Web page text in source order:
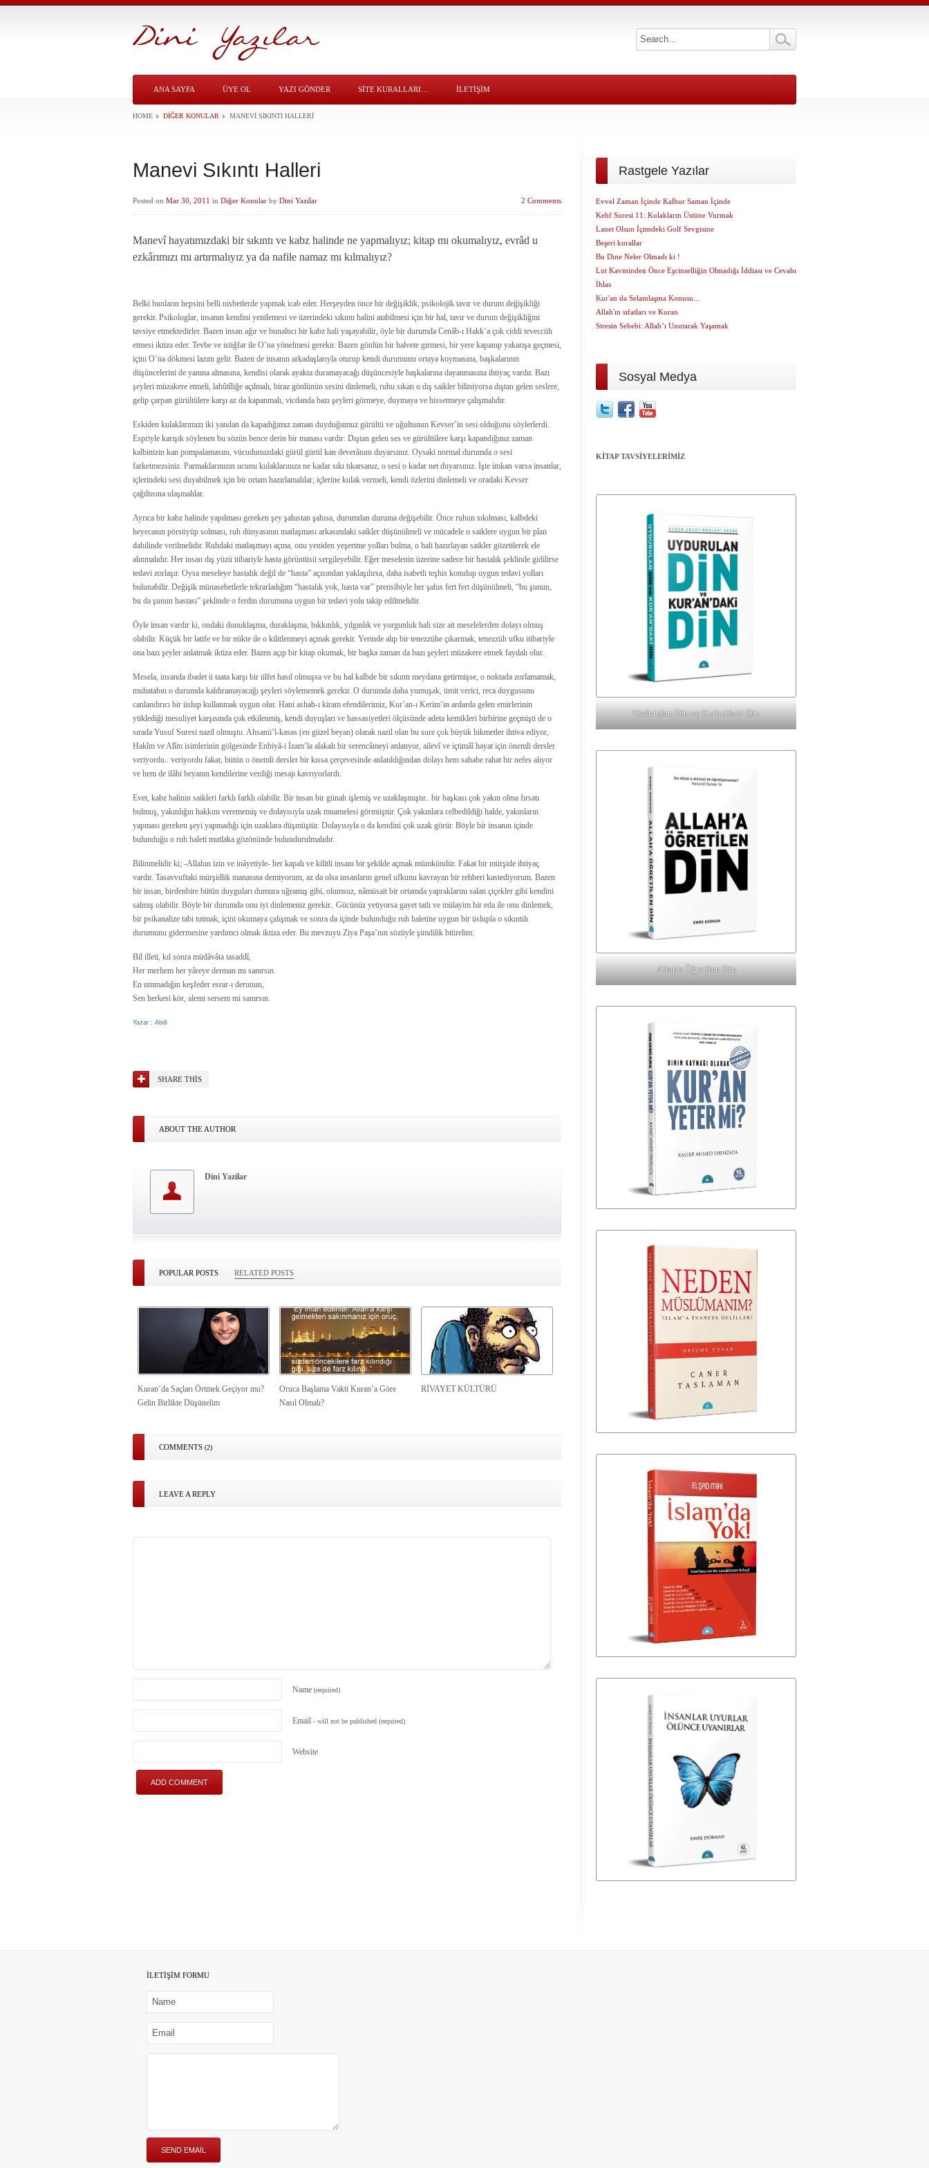
ANA SAYFA ÜYE OL YAZI GÖNDER SITE KURALLARI… İLETİŞİM
HOME DIĞER KONULAR MANEVI SIKINTI HALLERI
Manevi Sıkıntı Halleri
Posted on Mar 30, 2011 in Diğer Konular by Dini Yazilar 2 Comments
Manevî hayatımızdaki bir sıkıntı ve kabz halinde ne yapmalıyız; kitap mı okumalıyız, evrâd u
ezkârımızı mı artırmalıyız ya da nafile namaz mı kılmalıyız?
Belki bunların hepsini belli nisbetlerde yapmak icab eder. Herşeyden önce bir değişiklik, psikolojik tavır ve durum değişikliği
gerekir. Psikologlar, insanın kendini yenilemesi ve üzerindeki sıkıntı halini atabilmesi için bir hal, tavır ve durum değişikliğini
tavsiye etmektedirler. Bazen insan ağır ve bunaltıcı bir kabz hali yaşayabilir, öyle bir durumda Cenâb-ı Hakk’a çok ciddi teveccüh
etmesi iktiza eder. Tevbe ve istiğfar ile O’na yönelmesi gerekir. Bazen gönlün bir halvete girmesi, bir yere kapanıp yakarışa geçmesi,
içini O’na dökmesi lazım gelir. Bazen de insanın arkadaşlarıyla oturup kendi durumunu ortaya koymasına, başkalarının
düşüncelerini de yanına almasına, kendisi olarak ayakta duramayacağı düşüncesiyle başkalarına dayanmasına ihtiyaç vardır. Bazı
şeyleri müzakere etmeli, lahûtîliğe açılmalı, biraz gönlünün sesini dinlemeli, ruhu sıkan o dış saikler biliniyorsa dıştan gelen seslere,
gelip çarpan gürültülere karşı az da kapanmalı, vicdanda bazı şeyleri görmeye, duymaya ve hissetmeye çalışmalıdır.
Eskiden kulaklarımızı iki yandan da kapadığımız zaman duyduğumuz gürültü ve uğultunun Kevser’in sesi olduğunu söylerlerdi.
Espriyle karışık söylenen bu sözün bence derin bir manası vardır: Dıştan gelen ses ve gürültülere karşı kapandığınız zaman
kalbinizin kan pompalamasını, vücudunuzdaki gürül gürül kan deverânını duyarsınız. Oysaki normal durumda o sesi
farketmezsiniz. Parmaklarınızın ucunu kulaklarınıza ne kadar sıkı tıkarsanız, o sesi o kadar net duyarsınız. İşte imkan varsa insanlar,
içlerindeki sesi duyabilmek için bir ortam hazırlamalılar; içlerine kulak vermeli, kendi özlerini dinlemeli ve oradaki Kevser
çağıltısına ulaşmalılar.
Ayrıca bir kabz halinde yapılması gereken şey şahıstan şahısa, durumdan duruma değişebilir. Önce ruhun sıkılması, kalbdeki
heyecanın pörsüyüp solması, ruh dünyasının matlaşması arkasındaki saikler düşünülmeli ve mücadele o saiklere uygun bir plan
dahilinde verilmelidir. Ruhdaki matlaşmayı açma, onu yeniden yeşertme yolları bulma, o hali hazırlayan saikler gözetilerek ele
alınmalıdır. Her insan dış yüzü itibariyle hasta görüntüsü sergileyebilir. Eğer meselenin üzerine sadece bir hastalık şeklinde gidilirse
tedavi zorlaşır. Oysa meseleye hastalık değil de “hasta” açısından yaklaşılırsa, daha isabetli teşhis konulup uygun tedavi yolları
bulunabilir. Değişik münasebetlerle tekrarladığım “hastalık yok, hasta var” prensibiyle her şahıs fert fert düşünülmeli, “bu şunun,
bu da şunun hastası” şeklinde o ferdin durumuna uygun bir tedavi yolu takip edilmelidir.
Öyle insan vardır ki, ondaki donuklaşma, duraklaşma, bıkkınlık, yılgınlık ve yorgunluk hali size ait meselelerden dolayı olmuş
olabilir. Küçük bir latife ve bir nükte ile o kilitlenmeyi açmak gerekir. Yerinde alıp bir tenezzühe çıkarmak, tenezzüh ufku itibariyle
ona bazı şeyler anlatmak iktiza eder. Bazen açıp bir kitap okumak, bir başka zaman da bazı şeyleri müzakere etmek faydalı olur.
Mesela, insanda ibadet ü taata karşı bir ülfet hasıl olmuşsa ve bu hal kalbde bir sıkıntı meydana getirmişse, o noktada zorlamamak,
muhatabın o durumda kaldıramayacağı şeyleri söylememek gerekir. O durumda daha yumuşak, ümit verici, reca duygusunu
canlandırıcı bir üslup kullanmak uygun olur. Hani ashab-ı kiram efendilerimiz, Kur’an-ı Kerim’in ardarda gelen emirlerinin
yüklediği mesuliyet karşısında çok etkilenmiş, kendi duyuşları ve hassasiyetleri ölçüsünde adeta kemikleri birbirine geçmişti de o
sırada Yusuf Suresi nazil olmuştu. Ahsanü’l-kasas (en güzel beyan) olarak nazil olan bu sure çok büyük hikmetler ihtiva ediyor,
Hakîm ve Alîm isimlerinin gölgesinde Enbiyâ-i İzam’la alakalı bir serencâmeyi anlatıyor, ailevî ve içtimâî hayat için önemli dersler
veriyordu.. veriyordu fakat, bütün o önemli dersler bir kıssa çerçevesinde anlatıldığından dolayı hem sahabe rahat bir nefes alıyor
ve hem de ilâhi beyanın kendilerine verdiği mesajı kavrıyorlardı.
Evet, kabz halinin saikleri farklı farklı olabilir. Bir insan bir günah işlemiş ve uzaklaşmıştır.. bir başkası çok yakın olma fırsatı
bulmuş, yakınlığın hakkını verememiş ve dolayısıyla uzak muamelesi görmüştür. Çok yakınlara celbedildiği halde, yakınların
yapması gereken şeyi yapmadığı için uzaklara düşmüştür. Dolayısıyla o da kendini çok uzak görür. Böyle bir insanın içinde
bulunduğu o ruh haleti mutlaka gözönünde bulundurulmalıdır.
Bilinmelidir ki; -Allahın izin ve inâyetiyle- her kapalı ve kilitli insanı bir şekilde açmak mümkündür. Fakat bir mürşide ihtiyaç
vardır. Tasavvuftaki mürşidlik manasına demiyorum, az da olsa insanların genel ufkunu kavrayan bir rehberi kastediyorum. Bazen
bir insan, birdenbire bütün duyguları dumura uğramış gibi, olumsuz, nâmüsait bir ortamda yapraklarını salan çiçekler gibi kendini
salmış olabilir. Böyle bir durumda onu iyi dinlemeniz gerekir.. Gücünüz yetiyorsa gayet tatlı ve mülayim bir eda ile onu dinlemek,
bir psikanalize tabi tutmak, içini okumaya çalışmak ve sonra da içinde bulunduğu ruh haletine uygun bir üslupla o sıkıntılı
durumunu gidermesine yardımcı olmak iktiza eder. Bu mevzuyu Ziya Paşa’nın sözüyle şimdilik bitirelim:
Bil illeti, kıl sonra müdâvâta tasaddî,
Her merhem her yâreye derman mı sanırsın.
En ummadığın keşfeder esrar-ı derunun,
Sen herkesi kör, alemi sersem mi sanırsın.
Yazar : Abdi
SHARE THIS
ABOUT THE AUTHOR
Dini Yazilar
POPULAR POSTS RELATED POSTS
Kuran’da Saçları Örtmek Geçiyor mu?
Gelin Birlikte Düşünelim
Oruca Başlama Vakti Kuran’a Göre
Nasıl Olmalı?
RİVAYET KÜLTÜRÜ
COMMENTS (2)
LEAVE A REPLY
Name (required)
Email - will not be published (required)
Website
Rastgele Yazılar
Evvel Zaman İçinde Kalbur Saman İçinde
Kehf Suresi 11: Kulakların Üstüne Vurmak
Lanet Olsun İçimdeki Golf Sevgisine
Beşeri kurallar
Bu Dine Neler Olmadı ki !
Lut Kavminden Önce Eşcinselliğin Olmadığı İddiası ve Cevabı
İhlas
Kur'an da Selamlaşma Konusu...
Allah'ın sıfatları ve Kuran
Stresin Sebebi: Allah’ı Unutarak Yaşamak
Sosyal Medya
KİTAP TAVSİYELERİMİZ
Uydurulan Din ve Kur'an'daki Din
Allah'a Öğretilen Din
İLETİŞİM FORMU